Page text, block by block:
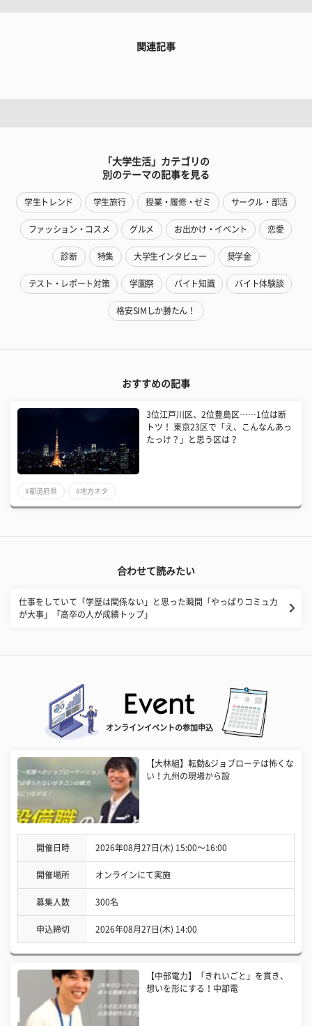
関連記事
「大学生活」カテゴリの
別のテーマの記事を見る
学生トレンド 学生旅行 授業・履修・ゼミ サークル・部活
ファッション・コスメ グルメ お出かけ・イベント 恋愛
診断 特集 大学生インタビュー 奨学金
テスト・レポート対策 学園祭 バイト知識 バイト体験談
格安SIMしか勝たん！
おすすめの記事
3位江戸川区、2位豊島区……1位は断
トツ！ 東京23区で「え、こんなんあっ
たっけ？」と思う区は？
#都道府県 #地方ネタ
合わせて読みたい
仕事をしていて「学歴は関係ない」と思った瞬間「やっぱりコミュ力
が大事」「高卒の人が成績トップ」
オンラインイベントの参加申込
【大林組】転勤&ジョブローテは怖くな
い！九州の現場から設
開催日時 2026年08月27日(木) 15:00〜16:00
開催場所 オンラインにて実施
募集人数 300名
申込締切 2026年08月27日(木) 14:00
【中部電力】「きれいごと」を貫き、
想いを形にする！中部電